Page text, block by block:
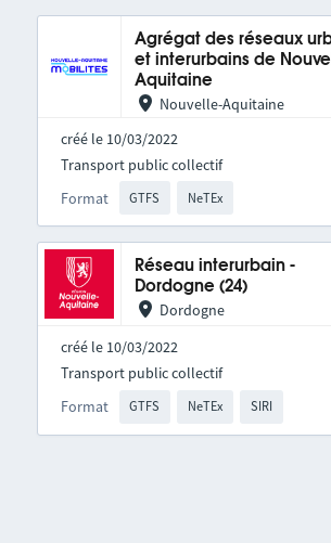
Agrégat des réseaux
et interurbains de
Aquitaine
Nouvelle-Aquitaine
créé le 10/03/2022
Format GTFS NeTEx
Transport public collectif
Réseau interurbain -
Dordogne (24)
Dordogne
créé le 10/03/2022
Format GTFS NeTEx SIRI
Transport public collectif